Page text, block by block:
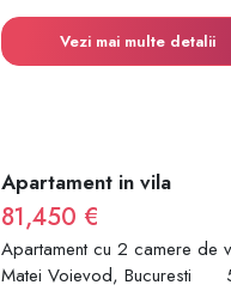
Vezi mai multe detalii
Apartament in vila
81,450 €
Apartament cu 2 camere de
Matei Voievod, Bucuresti